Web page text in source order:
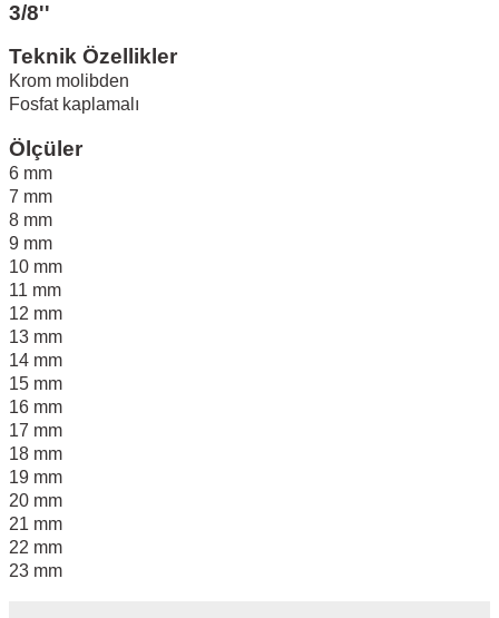
3/8''
Teknik Özellikler
Krom molibden
Fosfat kaplamalı
Ölçüler
6 mm
7 mm
8 mm
9 mm
10 mm
11 mm
12 mm
13 mm
14 mm
15 mm
16 mm
17 mm
18 mm
19 mm
20 mm
21 mm
22 mm
23 mm